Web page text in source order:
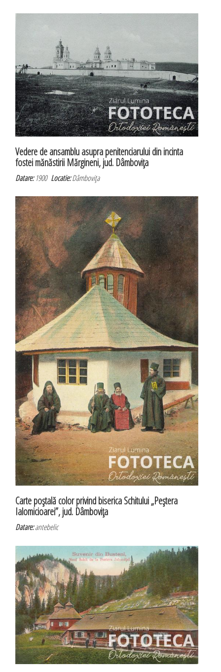
Vedere de ansamblu asupra penitenciarului din incinta
fostei mănăstirii Mărgineni, jud. Dâmboviţa
Datare:1900Locatie:Dâmboviţa
Carte poştală color privind biserica Schitului „Peştera
Ialomicioarei”, jud. Dâmboviţa
Datare:antebelic